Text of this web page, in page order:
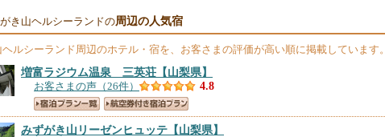
き山ヘルシーランドの周辺の人気宿
ルシーランド周辺のホテル・宿を、お客さまの評価が高い順に掲載しています。
増富ラジウム温泉 三英荘 【山梨県】
お客さまの声（26件） 4.8
みずがき山リーゼンヒュッテ 【山梨県】